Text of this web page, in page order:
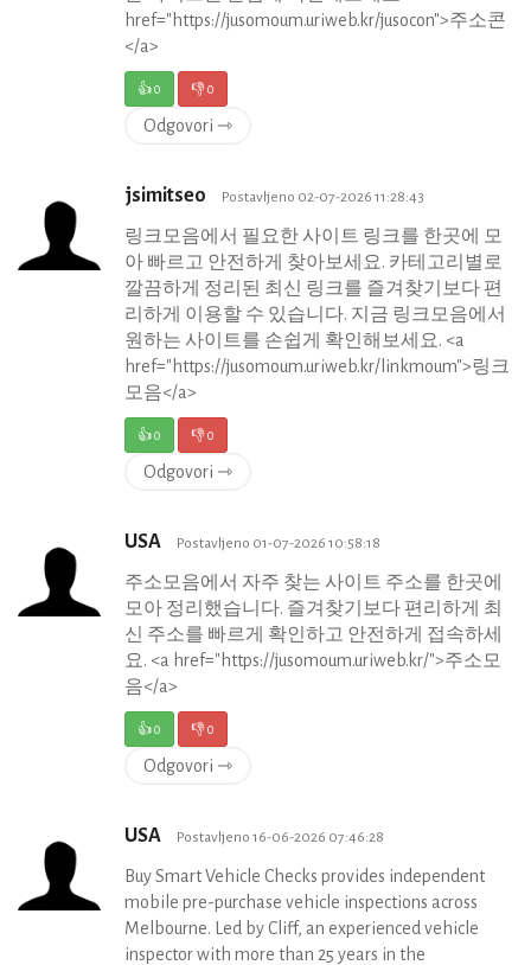
href="https://jusomoum.uriweb.kr/jusocon">주소콘
</a>
👍0 👎0
Odgovori ⇾
jsimitseo Postavljeno 02-07-2026 11:28:43
링크모음에서 필요한 사이트 링크를 한곳에 모
아 빠르고 안전하게 찾아보세요. 카테고리별로
깔끔하게 정리된 최신 링크를 즐겨찾기보다 편
리하게 이용할 수 있습니다. 지금 링크모음에서
원하는 사이트를 손쉽게 확인해보세요. <a
href="https://jusomoum.uriweb.kr/linkmoum">링크
모음</a>
👍0 👎0
Odgovori ⇾
USA Postavljeno 01-07-2026 10:58:18
주소모음에서 자주 찾는 사이트 주소를 한곳에
모아 정리했습니다. 즐겨찾기보다 편리하게 최
신 주소를 빠르게 확인하고 안전하게 접속하세
요. <a href="https://jusomoum.uriweb.kr/">주소모
음</a>
👍0 👎0
Odgovori ⇾
USA Postavljeno 16-06-2026 07:46:28
Buy Smart Vehicle Checks provides independent
mobile pre-purchase vehicle inspections across
Melbourne. Led by Cliff, an experienced vehicle
inspector with more than 25 years in the